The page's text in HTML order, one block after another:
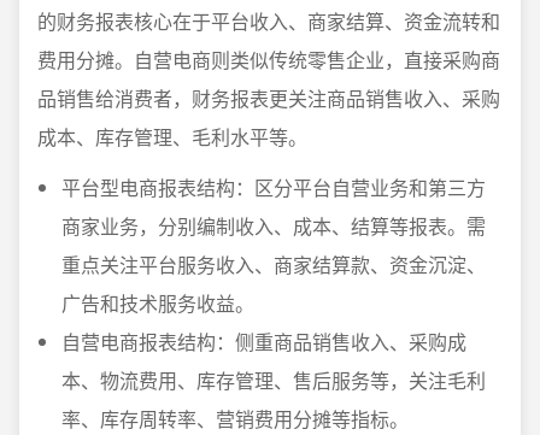
的财务报表核心在于平台收入、商家结算、资金流转和
费用分摊。自营电商则类似传统零售企业，直接采购商
品销售给消费者，财务报表更关注商品销售收入、采购
成本、库存管理、毛利水平等。
平台型电商报表结构：区分平台自营业务和第三方
商家业务，分别编制收入、成本、结算等报表。需
重点关注平台服务收入、商家结算款、资金沉淀、
广告和技术服务收益。
自营电商报表结构：侧重商品销售收入、采购成
本、物流费用、库存管理、售后服务等，关注毛利
率、库存周转率、营销费用分摊等指标。